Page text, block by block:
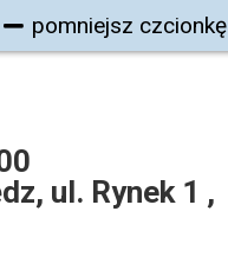
pomniejsz czcionkę
ul. Rynek 1 ,